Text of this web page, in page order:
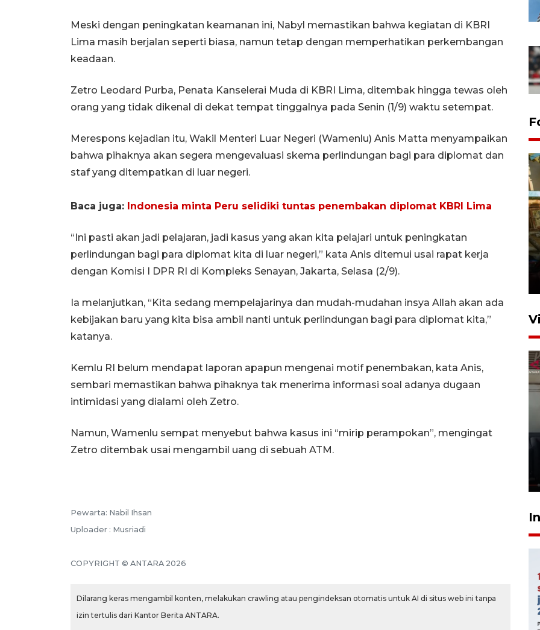
Meski dengan peningkatan keamanan ini, Nabyl memastikan bahwa kegiatan di KBRI
Lima masih berjalan seperti biasa, namun tetap dengan memperhatikan perkembangan
keadaan.
Zetro Leodard Purba, Penata Kanselerai Muda di KBRI Lima, ditembak hingga tewas oleh
orang yang tidak dikenal di dekat tempat tinggalnya pada Senin (1/9) waktu setempat.
Merespons kejadian itu, Wakil Menteri Luar Negeri (Wamenlu) Anis Matta menyampaikan
bahwa pihaknya akan segera mengevaluasi skema perlindungan bagi para diplomat dan
staf yang ditempatkan di luar negeri.
Baca juga: Indonesia minta Peru selidiki tuntas penembakan diplomat KBRI Lima
“Ini pasti akan jadi pelajaran, jadi kasus yang akan kita pelajari untuk peningkatan
perlindungan bagi para diplomat kita di luar negeri,” kata Anis ditemui usai rapat kerja
dengan Komisi I DPR RI di Kompleks Senayan, Jakarta, Selasa (2/9).
Ia melanjutkan, “Kita sedang mempelajarinya dan mudah-mudahan insya Allah akan ada
kebijakan baru yang kita bisa ambil nanti untuk perlindungan bagi para diplomat kita,”
katanya.
Kemlu RI belum mendapat laporan apapun mengenai motif penembakan, kata Anis,
sembari memastikan bahwa pihaknya tak menerima informasi soal adanya dugaan
intimidasi yang dialami oleh Zetro.
Namun, Wamenlu sempat menyebut bahwa kasus ini “mirip perampokan”, mengingat
Zetro ditembak usai mengambil uang di sebuah ATM.
Pewarta: Nabil Ihsan
Uploader : Musriadi
COPYRIGHT © ANTARA 2026
Dilarang keras mengambil konten, melakukan crawling atau pengindeksan otomatis untuk AI di situs web ini tanpa
izin tertulis dari Kantor Berita ANTARA.
Foto: Lokasi ledakan bom
rakitan di Padang
15 Juli 2026 14:05
Ledakan rumah di Grand
Polonia Medan diduga akibat